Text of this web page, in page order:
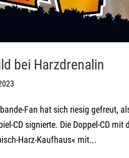
bei Harzdrenalin
Fan hat sich riesig gefreut,
CD signierte. Die Doppel-CD
Harz-Kaufhaus« mit...